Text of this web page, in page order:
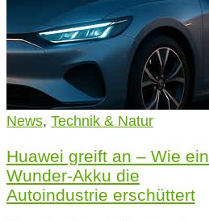
News, Technik & Natur
Huawei greift an – Wie ein
Wunder-Akku die
Autoindustrie erschüttert